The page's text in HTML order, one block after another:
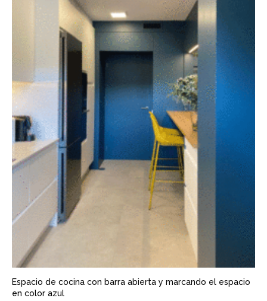
Espacio de cocina con barra abierta y marcando el espacio
en color azul